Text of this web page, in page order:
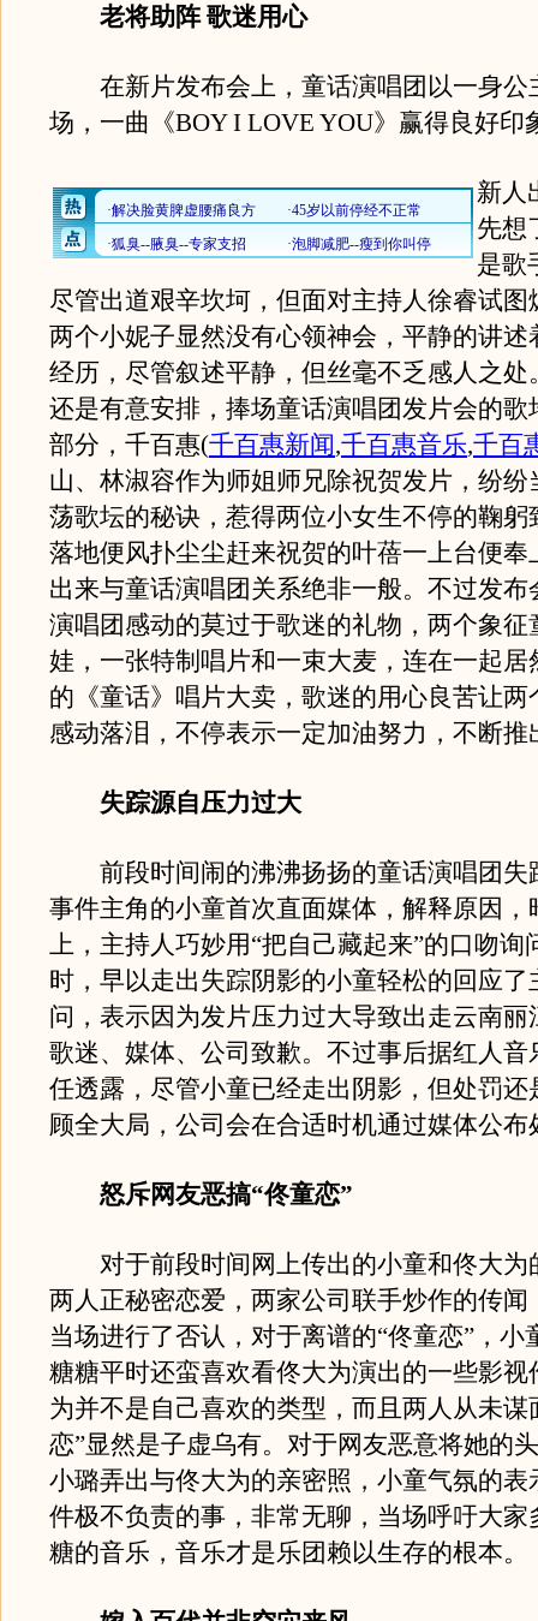
老将助阵 歌迷用心
在新片发布会上，童话演唱团以一身公
场，一曲《BOY I LOVE YOU》赢得良好印
新人
先想
是歌
尽管出道艰辛坎坷，但面对主持人徐睿试图
两个小妮子显然没有心领神会，平静的讲述
经历，尽管叙述平静，但丝毫不乏感人之处
还是有意安排，捧场童话演唱团发片会的歌
部分，千百惠(千百惠新闻,千百惠音乐,千百
山、林淑容作为师姐师兄除祝贺发片，纷纷
荡歌坛的秘诀，惹得两位小女生不停的鞠躬
落地便风扑尘尘赶来祝贺的叶蓓一上台便奉
出来与童话演唱团关系绝非一般。不过发布
演唱团感动的莫过于歌迷的礼物，两个象征
娃，一张特制唱片和一束大麦，连在一起居
的《童话》唱片大卖，歌迷的用心良苦让两
感动落泪，不停表示一定加油努力，不断推
失踪源自压力过大
前段时间闹的沸沸扬扬的童话演唱团失
事件主角的小童首次直面媒体，解释原因，
上，主持人巧妙用“把自己藏起来”的口吻询
时，早以走出失踪阴影的小童轻松的回应了
问，表示因为发片压力过大导致出走云南丽
歌迷、媒体、公司致歉。不过事后据红人音
任透露，尽管小童已经走出阴影，但处罚还
顾全大局，公司会在合适时机通过媒体公布
怒斥网友恶搞“佟童恋”
对于前段时间网上传出的小童和佟大为
两人正秘密恋爱，两家公司联手炒作的传闻
当场进行了否认，对于离谱的“佟童恋”，小
糖糖平时还蛮喜欢看佟大为演出的一些影视
为并不是自己喜欢的类型，而且两人从未谋
恋”显然是子虚乌有。对于网友恶意将她的
小璐弄出与佟大为的亲密照，小童气氛的表
件极不负责的事，非常无聊，当场呼吁大家
糖的音乐，音乐才是乐团赖以生存的根本。